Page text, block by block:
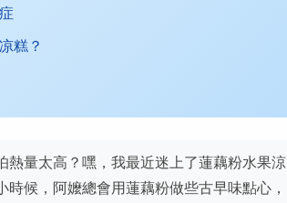
糕？
量太高？嘿，我最近迷上了蓮藕粉水果涼
候，阿嬤總會用蓮藕粉做些古早味點心，